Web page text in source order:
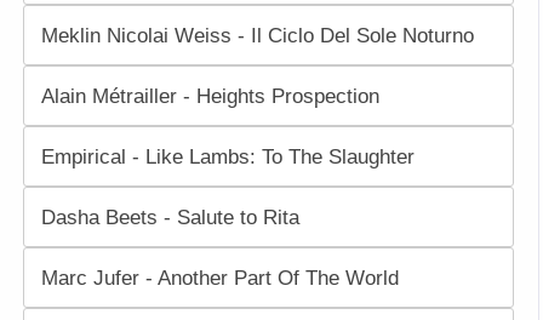
Meklin Nicolai Weiss - Il Ciclo Del Sole Noturno
Alain Métrailler - Heights Prospection
Empirical - Like Lambs: To The Slaughter
Dasha Beets - Salute to Rita
Marc Jufer - Another Part Of The World